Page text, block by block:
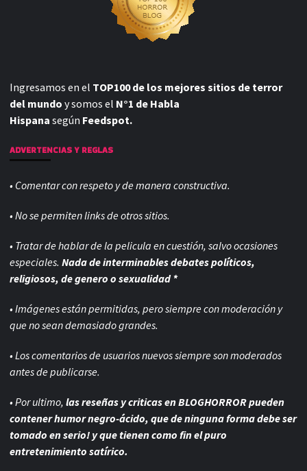
Ingresamos en el TOP100 de los mejores sitios de terror
del mundo y somos el N°1 de Habla
Hispana según Feedspot.
ADVERTENCIAS Y REGLAS
• Comentar con respeto y de manera constructiva.
• No se permiten links de otros sitios.
• Tratar de hablar de la pelicula en cuestión, salvo ocasiones
especiales. Nada de interminables debates políticos,
religiosos, de genero o sexualidad *
• Imágenes están permitidas, pero siempre conmoderación y
que no sean demasiado grandes.
• Los comentarios de usuarios nuevos siempre son moderados
antes de publicarse.
• Por ultimo, las reseñas y criticas en BLOGHORROR pueden
contener humor negro-ácido, que de ninguna forma debe ser
tomado en serio! y que tienen como fin el puro
entretenimiento satírico.